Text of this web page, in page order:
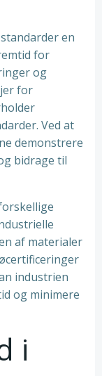
en
for
og
for
Ved at
demonstrere
bidrage til
af materialer
industrien
og minimere
i